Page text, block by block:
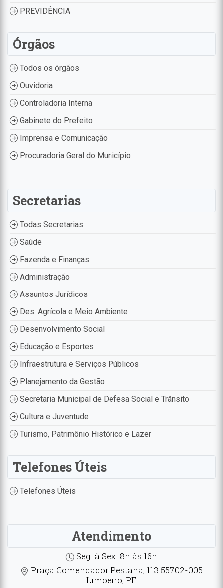
PREVIDÊNCIA
Órgãos
Todos os órgãos
Ouvidoria
Controladoria Interna
Gabinete do Prefeito
Imprensa e Comunicação
Procuradoria Geral do Município
Secretarias
Todas Secretarias
Saúde
Fazenda e Finanças
Administração
Assuntos Jurídicos
Des. Agrícola e Meio Ambiente
Desenvolvimento Social
Educação e Esportes
Infraestrutura e Serviços Públicos
Planejamento da Gestão
Secretaria Municipal de Defesa Social e Trânsito
Cultura e Juventude
Turismo, Patrimônio Histórico e Lazer
Telefones Úteis
Telefones Úteis
Atendimento
Seg. à Sex. 8h às 16h
Praça Comendador Pestana, 113 55702-005
Limoeiro, PE